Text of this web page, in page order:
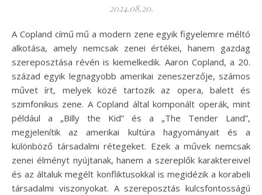
2024.08.20.
A Copland című mű a modern zene egyik figyelemre méltó
alkotása, amely nemcsak zenei értékei, hanem gazdag
szereposztása révén is kiemelkedik. Aaron Copland, a 20.
század egyik legnagyobb amerikai zeneszerzője, számos
művet írt, melyek közé tartozik az opera, balett és
szimfonikus zene. A Copland által komponált operák, mint
például a „Billy the Kid” és a „The Tender Land”,
megjelenítik az amerikai kultúra hagyományait és a
különböző társadalmi rétegeket. Ezek a művek nemcsak
zenei élményt nyújtanak, hanem a szereplők karaktereivel
és az általuk megélt konfliktusokkal is megidézik a korabeli
társadalmi viszonyokat. A szereposztás kulcsfontosságú